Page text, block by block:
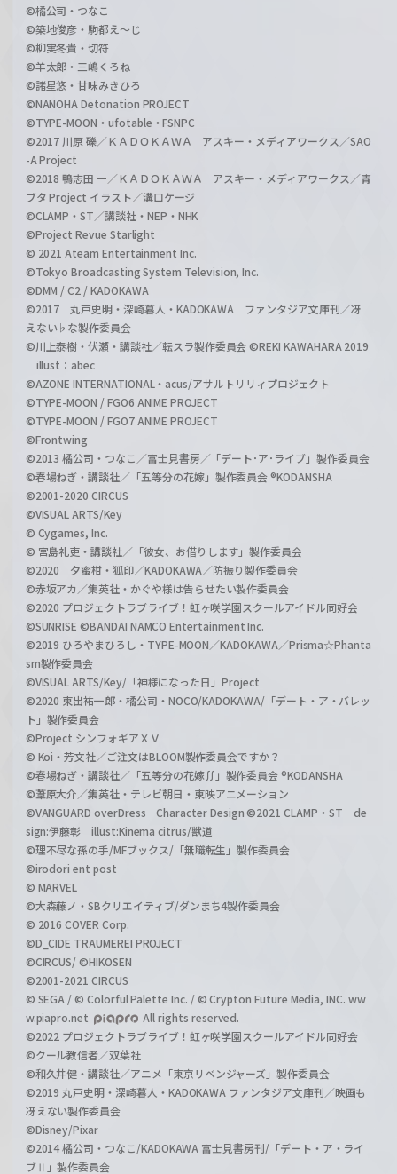
©橘公司・つなこ
©築地俊彦・駒都え～じ
©柳実冬貴・切符
©羊太郎・三嶋くろね
©諸星悠・甘味みきひろ
©NANOHA Detonation PROJECT
©TYPE-MOON・ufotable・FSNPC
©2017 川原 礫／ＫＡＤＯＫＡＷＡ アスキー・メディアワークス／SAO
-A Project
©2018 鴨志田 一／ＫＡＤＯＫＡＷＡ アスキー・メディアワークス／青
ブタ Project イラスト／溝口ケージ
©CLAMP・ST／講談社・NEP・NHK
©Project Revue Starlight
© 2021 Ateam Entertainment Inc.
©Tokyo Broadcasting System Television, Inc.
©DMM / C2 / KADOKAWA
©2017 丸戸史明・深崎暮人・KADOKAWA ファンタジア文庫刊／冴
えない♭な製作委員会
©川上泰樹・伏瀬・講談社／転スラ製作委員会 ©REKI KAWAHARA 2019
illust：abec
©AZONE INTERNATIONAL・acus/アサルトリリィプロジェクト
©TYPE-MOON / FGO6 ANIME PROJECT
©TYPE-MOON / FGO7 ANIME PROJECT
©Frontwing
©2013 橘公司・つなこ／富士見書房／「デート･ア･ライブ」製作委員会
©春場ねぎ・講談社／「五等分の花嫁」製作委員会 ®KODANSHA
©2001-2020 CIRCUS
©VISUAL ARTS/Key
© Cygames, Inc.
© 宮島礼吏・講談社／「彼女、お借りします」製作委員会
©2020 夕蜜柑・狐印／KADOKAWA／防振り製作委員会
©赤坂アカ／集英社・かぐや様は告らせたい製作委員会
©2020 プロジェクトラブライブ！虹ヶ咲学園スクールアイドル同好会
©SUNRISE ©BANDAI NAMCO Entertainment Inc.
©2019 ひろやまひろし・TYPE-MOON／KADOKAWA／Prisma☆Phanta
sm製作委員会
©VISUAL ARTS/Key/「神様になった日」Project
©2020 東出祐一郎・橘公司・NOCO/KADOKAWA/「デート・ア・バレッ
ト」製作委員会
©Project シンフォギアＸＶ
© Koi・芳文社／ご注文はBLOOM製作委員会ですか？
©春場ねぎ・講談社／「五等分の花嫁∬」製作委員会 ®KODANSHA
©葦原大介／集英社・テレビ朝日・東映アニメーション
©VANGUARD overDress Character Design ©2021 CLAMP・ST de
sign:伊藤彰 illust:Kinema citrus/獣道
©理不尽な孫の手/MFブックス/「無職転生」製作委員会
©irodori ent post
© MARVEL
©大森藤ノ・SBクリエイティブ/ダンまち4製作委員会
© 2016 COVER Corp.
©D_CIDE TRAUMEREI PROJECT
©CIRCUS/ ©HIKOSEN
©2001-2021 CIRCUS
© SEGA / © Colorful Palette Inc. / © Crypton Future Media, INC. ww
w.piapro.net
All rights reserved.
©2022 プロジェクトラブライブ！虹ヶ咲学園スクールアイドル同好会
©クール教信者／双葉社
©和久井健・講談社／アニメ「東京リベンジャーズ」製作委員会
©2019 丸戸史明・深崎暮人・KADOKAWA ファンタジア文庫刊／映画も
冴えない製作委員会
©Disney/Pixar
©2014 橘公司・つなこ/KADOKAWA 富士見書房刊/「デート・ア・ライ
ブⅡ」製作委員会